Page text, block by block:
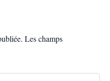
Les champs